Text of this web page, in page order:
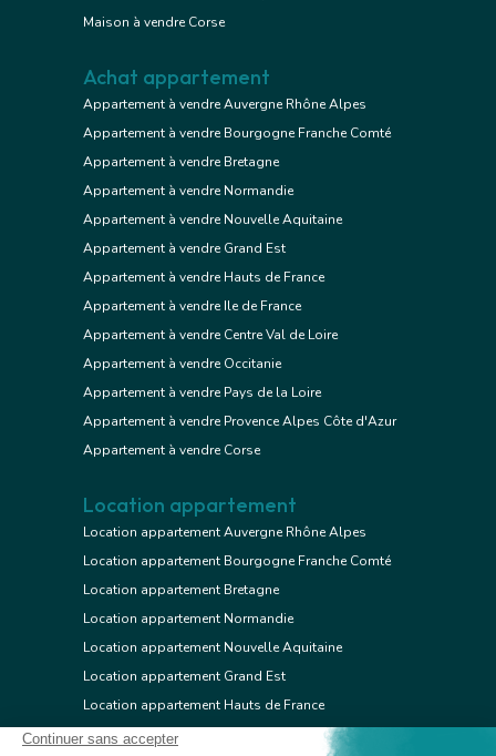
Maison à vendre Corse
Achat appartement
Appartement à vendre Auvergne Rhône Alpes
Appartement à vendre Bourgogne Franche Comté
Appartement à vendre Bretagne
Appartement à vendre Normandie
Appartement à vendre Nouvelle Aquitaine
Appartement à vendre Grand Est
Appartement à vendre Hauts de France
Appartement à vendre Ile de France
Appartement à vendre Centre Val de Loire
Appartement à vendre Occitanie
Appartement à vendre Pays de la Loire
Appartement à vendre Provence Alpes Côte d'Azur
Appartement à vendre Corse
Location appartement
Location appartement Auvergne Rhône Alpes
Location appartement Bourgogne Franche Comté
Location appartement Bretagne
Location appartement Normandie
Location appartement Nouvelle Aquitaine
Location appartement Grand Est
Location appartement Hauts de France
Location appartement Ile de France